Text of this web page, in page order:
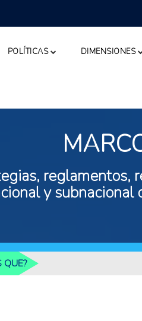
POLÍTICAS DIMENSIONES
reglamentos,
y subnacional
QUE?